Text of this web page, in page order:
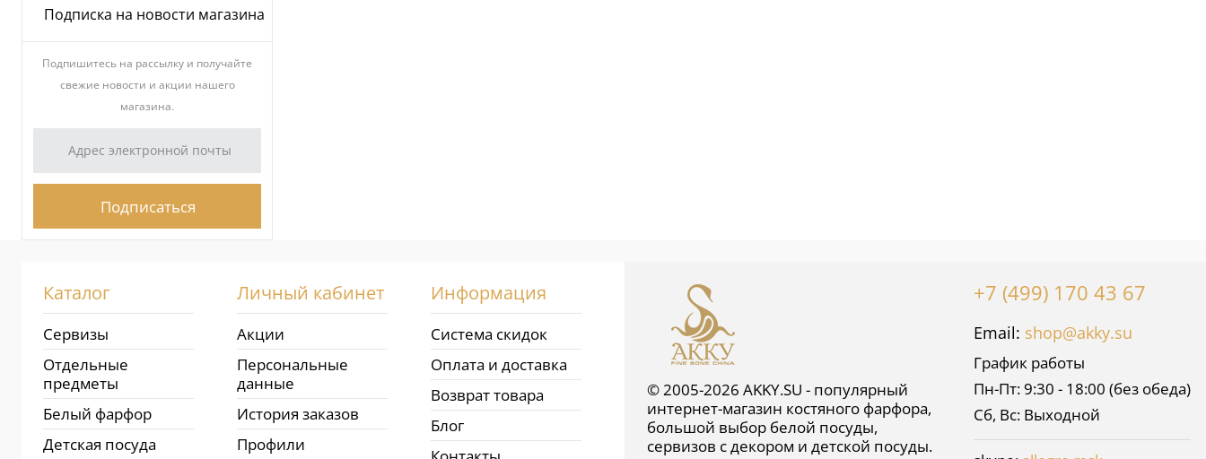
Подписка на новости магазина
Подпишитесь на рассылку и получайте
свежие новости и акции нашего
магазина.
Каталог
Сервизы
Отдельные
предметы
Белый фарфор
Детская посуда
Личный кабинет
Акции
Персональные
данные
История заказов
Профили
Информация
Система скидок
Оплата и доставка
Возврат товара
Блог
© 2005-2026 AKKY.SU - популярный
интернет-магазин костяного фарфора,
большой выбор белой посуды,
сервизов с декором и детской посуды.
+7 (499) 170 43 67
Email: shop@akky.su
График работы
Пн-Пт: 9:30 - 18:00 (без обеда)
Сб, Вс: Выходной